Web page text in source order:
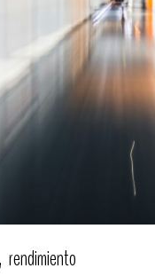
rendimiento